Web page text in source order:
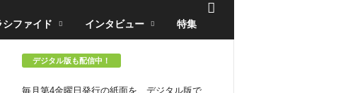
ファイド インタビュー 特集
デジタル版も配信中！
毎月第4金曜日発行の紙面を、デジタル版で